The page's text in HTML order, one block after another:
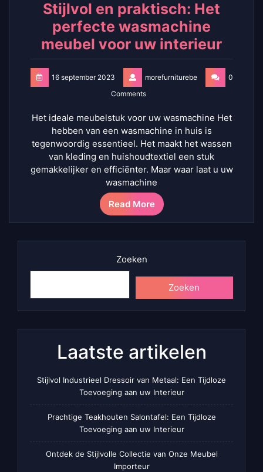
Stijlvol en praktisch: Het
perfecte wasmachine
meubel voor uw interieur
16 september 2023 morefurniturebe
0
Comments
Het ideale meubelstuk voor uw wasmachine Het
hebben van een wasmachine in huis is
tegenwoordig essentieel. Het maakt het wassen
van kleding en huishoudtextiel een stuk
gemakkelijker en efficiënter. Maar waar laat u uw
wasmachine
Read More
Zoeken
Zoeken
Laatste artikelen
Stijlvol Industrieel Dressoir van Metaal: Een Tijdloze
Toevoeging aan uw Interieur
Prachtige Teakhouten Salontafel: Een Tijdloze
Toevoeging aan uw Interieur
Ontdek de Stijlvolle Collectie van Onze Meubel
Importeur